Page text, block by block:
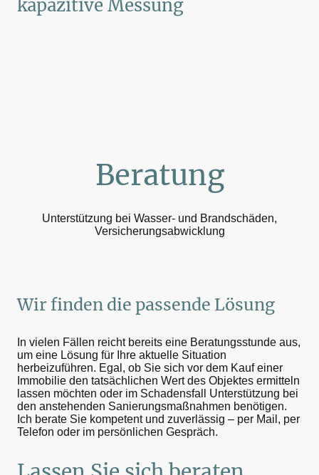
kapazitive Messung
Beratung
Unterstützung bei Wasser- und Brandschäden,
Versicherungsabwicklung
Wir finden die passende Lösung
In vielen Fällen reicht bereits eine Beratungsstunde aus,
um eine Lösung für Ihre aktuelle Situation
herbeizuführen. Egal, ob Sie sich vor dem Kauf einer
Immobilie den tatsächlichen Wert des Objektes ermitteln
lassen möchten oder im Schadensfall Unterstützung bei
den anstehenden Sanierungsmaßnahmen benötigen.
Ich berate Sie kompetent und zuverlässig – per Mail, per
Telefon oder im persönlichen Gespräch.